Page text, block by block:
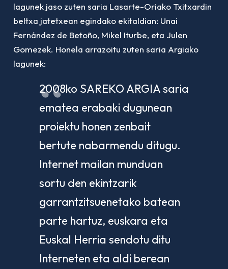
lagunek jaso zuten saria Lasarte-Oriako Txitxardin
beltxa jatetxean egindako ekitaldian: Unai
Fernández de Betoño, Mikel Iturbe, eta Julen
Gomezek. Honela arrazoitu zuten saria Argiako
lagunek:
2008ko SAREKO ARGIA saria
ematea erabaki dugunean
proiektu honen zenbait
bertute nabarmendu ditugu.
Internet mailan munduan
sortu den ekintzarik
garrantzitsuenetako batean
parte hartuz, euskara eta
Euskal Herria sendotu ditu
Interneten eta aldi berean